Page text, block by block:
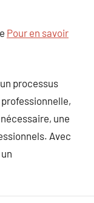
Pour en savoir
processus
une
Avec